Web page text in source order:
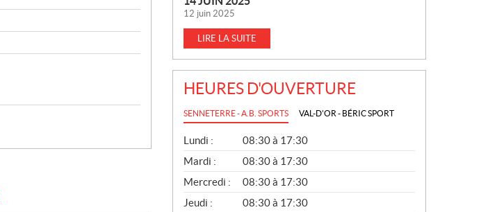
12 juin 2025
LIRE LA SUITE
HEURES D'OUVERTURE
SENNETERRE - A.B. SPORTS VAL-D'OR - BÉRIC SPORT
G
É
N
É
R
A
L
Lundi :
08:30 à 17:30
Mardi :
08:30 à 17:30
Mercredi :
08:30 à 17:30
Jeudi :
08:30 à 17:30